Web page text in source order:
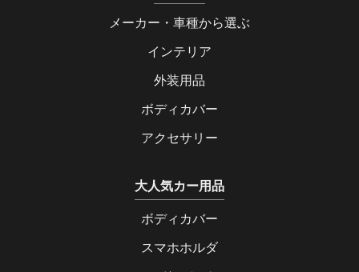
メーカー・車種から選ぶ
インテリア
外装用品
ボディカバー
アクセサリー
大人気カー用品
ボディカバー
スマホホルダ